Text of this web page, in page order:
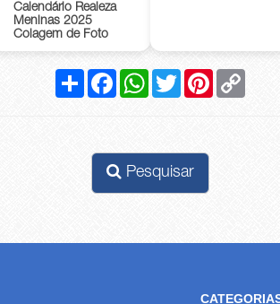
Calendário Realeza
Meninas 2025
Colagem de Foto
Compartilhar
FacebookWhatsApp
TwitterPinterestCopy
Pesquisar